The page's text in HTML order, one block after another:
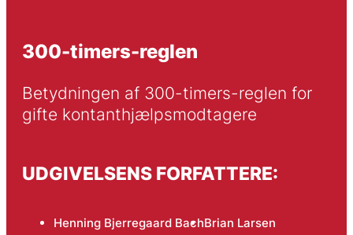
300-timers-reglen
Betydningen af 300-timers-reglen for
gifte kontanthjælpsmodtagere
UDGIVELSENS FORFATTERE:
Henning Bjerregaard BachBrian Larsen